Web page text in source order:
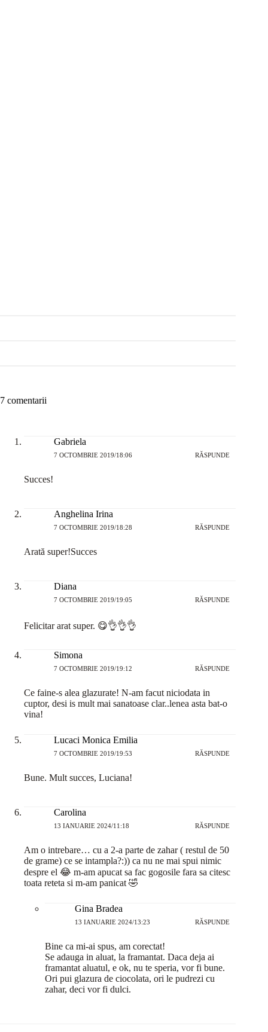
7 comentarii
Gabriela
7 OCTOMBRIE 2019/18:06 RĂSPUNDE
Succes!
Anghelina Irina
7 OCTOMBRIE 2019/18:28 RĂSPUNDE
Arată super!Succes
Diana
7 OCTOMBRIE 2019/19:05 RĂSPUNDE
Felicitar arat super. 😋👌👌👌
Simona
7 OCTOMBRIE 2019/19:12 RĂSPUNDE
Ce faine-s alea glazurate! N-am facut niciodata in
cuptor, desi is mult mai sanatoase clar..lenea asta bat-o
vina!
Lucaci Monica Emilia
7 OCTOMBRIE 2019/19:53 RĂSPUNDE
Bune. Mult succes, Luciana!
Carolina
13 IANUARIE 2024/11:18 RĂSPUNDE
Am o intrebare… cu a 2-a parte de zahar ( restul de 50
de grame) ce se intampla?:)) ca nu ne mai spui nimic
despre el 😂 m-am apucat sa fac gogosile fara sa citesc
toata reteta si m-am panicat 🤣
Gina Bradea
13 IANUARIE 2024/13:23 RĂSPUNDE
Bine ca mi-ai spus, am corectat!
Se adauga in aluat, la framantat. Daca deja ai
framantat aluatul, e ok, nu te speria, vor fi bune.
Ori pui glazura de ciocolata, ori le pudrezi cu
zahar, deci vor fi dulci.